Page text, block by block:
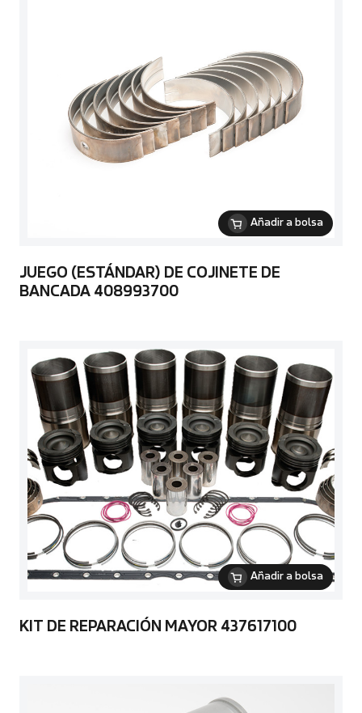
Añadir a bolsa
JUEGO (ESTÁNDAR) DE COJINETE DE
BANCADA 408993700
Añadir a bolsa
KIT DE REPARACIÓN MAYOR 437617100